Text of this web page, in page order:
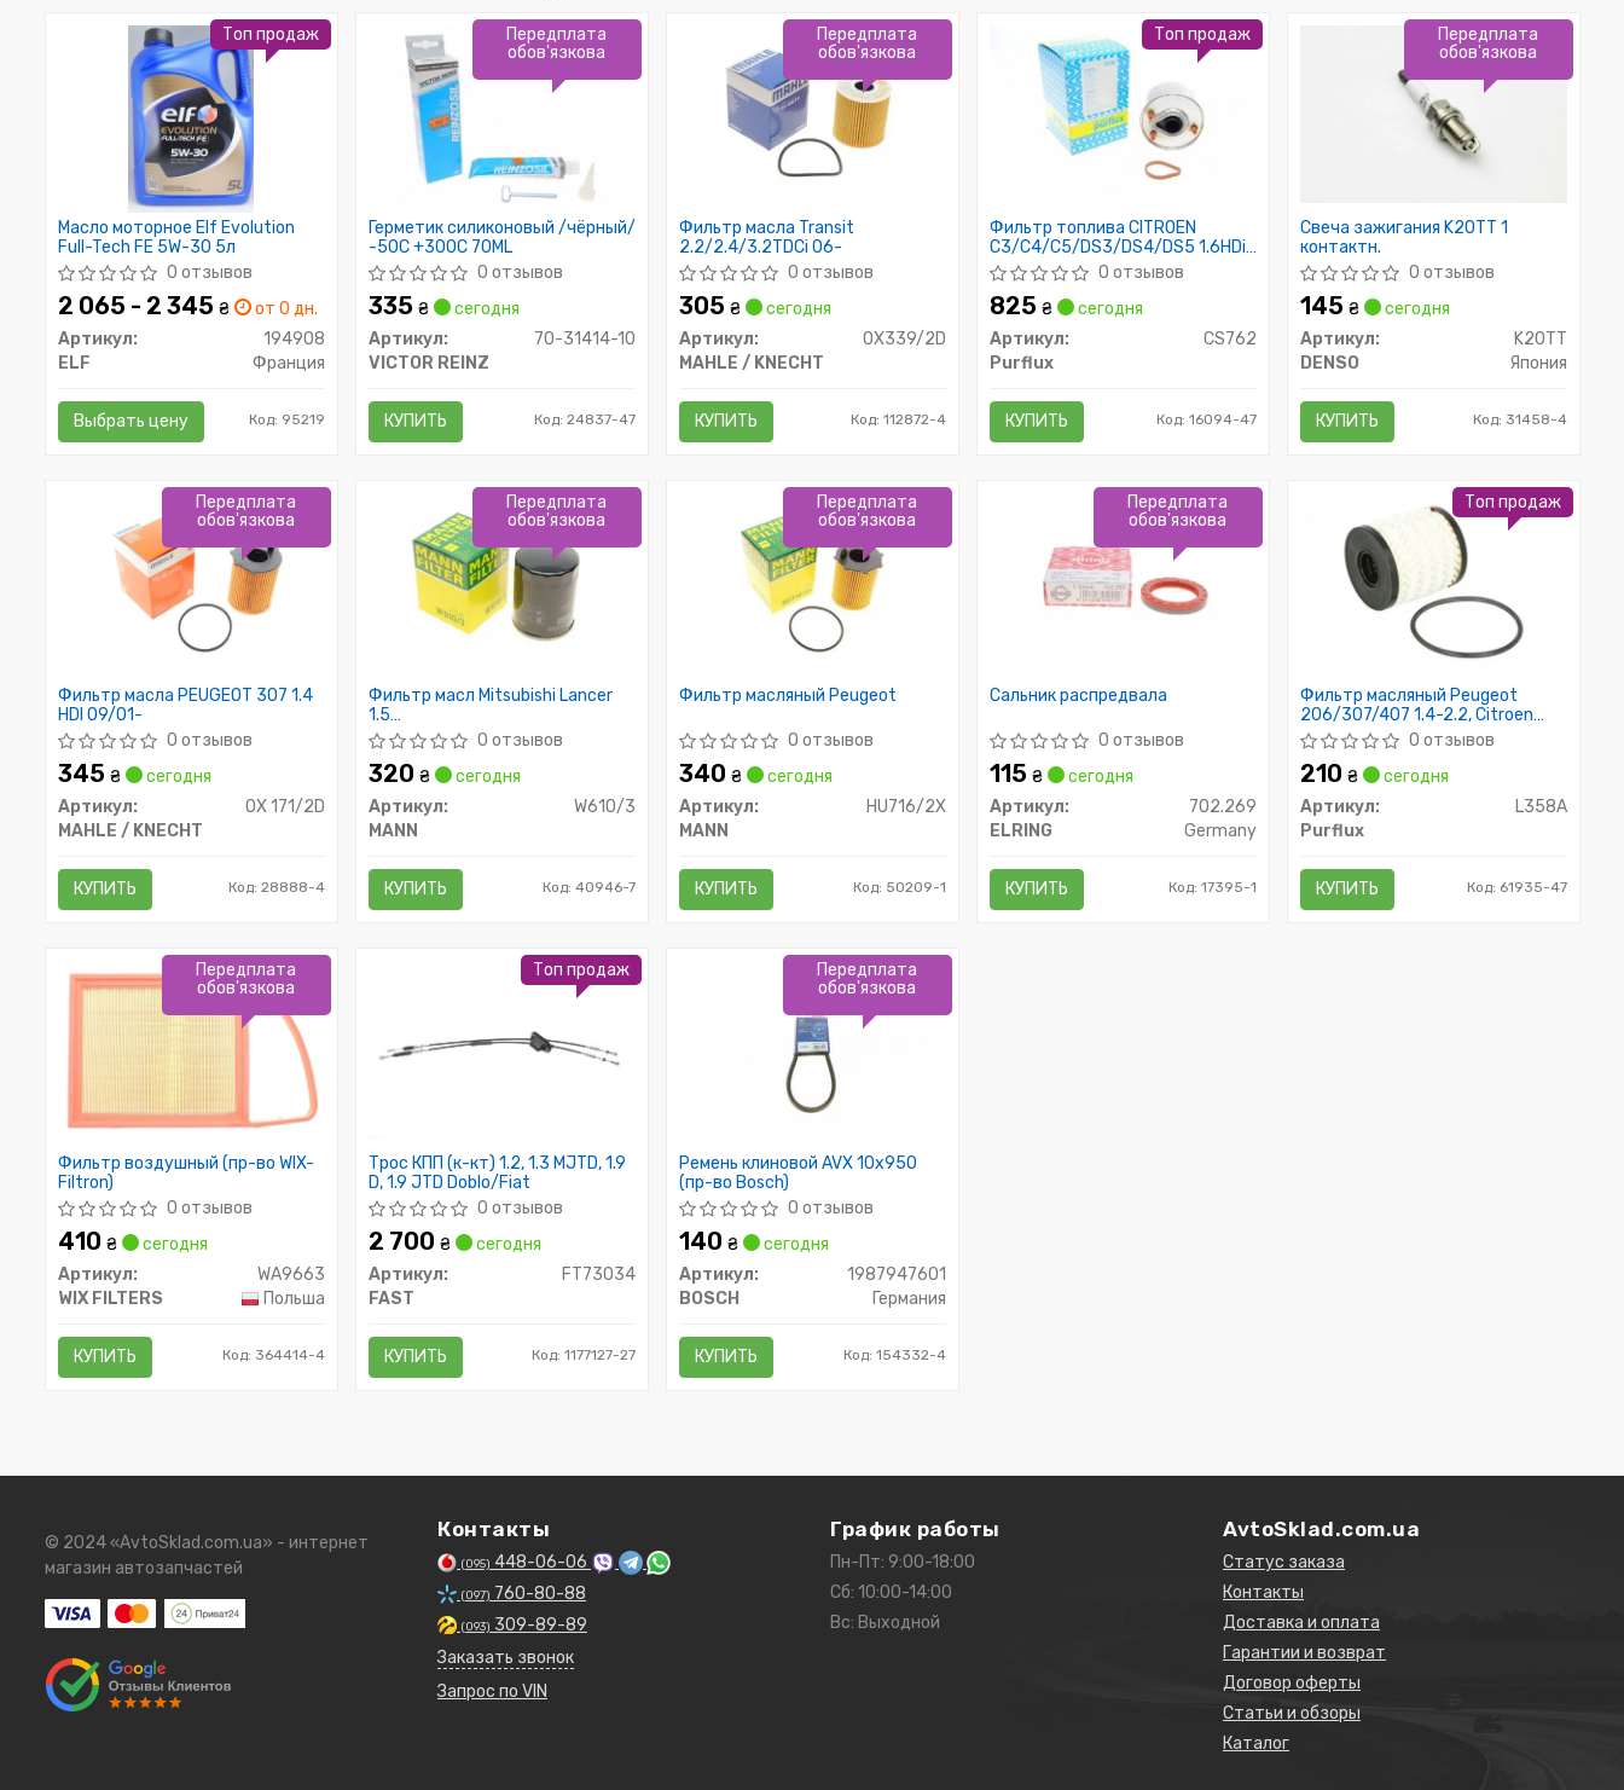
Масло моторное Elf Evolution
Full-Tech FE 5W-30 5л
0 отзывов
2 065 - 2 345 ₴
от 0 дн.
Артикул:
194908
ELF
Франция
Выбрать цену Код: 95219
Топ продаж
Герметик силиконовый /чёрный/
-50C +300C 70ML
0 отзывов
335 ₴
сегодня
Артикул:
70-31414-10
VICTOR REINZ
КУПИТЬ Код: 24837-47
Передплата
обов'язкова
Фильтр масла Transit
2.2/2.4/3.2TDCi 06-
0 отзывов
305 ₴
сегодня
Артикул:
OX339/2D
MAHLE / KNECHT
КУПИТЬ Код: 112872-4
Передплата
обов'язкова
Фильтр топлива CITROEN
C3/C4/C5/DS3/DS4/DS5 1.6HDi
09-
0 отзывов
825 ₴
сегодня
Артикул:
CS762
Purflux
КУПИТЬ Код: 16094-47
Топ продаж
Свеча зажигания K20TT 1
контактн.
0 отзывов
145 ₴
сегодня
Артикул:
K20TT
DENSO
Япония
КУПИТЬ Код: 31458-4
Передплата
обов'язкова
Фильтр масла PEUGEOT 307 1.4
HDI 09/01-
0 отзывов
345 ₴
сегодня
Артикул:
OX 171/2D
MAHLE / KNECHT
КУПИТЬ Код: 28888-4
Передплата
обов'язкова
Фильтр масл Mitsubishi Lancer
1.5
MD135737/MD360935/MZ690070
MANN
0 отзывов
320 ₴
сегодня
Артикул:
W610/3
MANN
КУПИТЬ Код: 40946-7
Передплата
обов'язкова
Фильтр масляный Peugeot
0 отзывов
340 ₴
сегодня
Артикул:
HU716/2X
MANN
КУПИТЬ Код: 50209-1
Передплата
обов'язкова
Сальник распредвала
0 отзывов
115 ₴
сегодня
Артикул:
702.269
ELRING
Germany
КУПИТЬ Код: 17395-1
Передплата
обов'язкова
Фильтр масляный Peugeot
206/307/407 1.4-2.2, Citroen
C2/C3/C4/C5 1.4-2.0 02-
0 отзывов
210 ₴
сегодня
Артикул:
L358A
Purflux
КУПИТЬ Код: 61935-47
Топ продаж
Фильтр воздушный (пр-во WIX-
Filtron)
0 отзывов
410 ₴
сегодня
Артикул:
WA9663
WIX FILTERS
Польша
КУПИТЬ Код: 364414-4
Передплата
обов'язкова
Трос КПП (к-кт) 1.2, 1.3 MJTD, 1.9
D, 1.9 JTD Doblo/Fiat
0 отзывов
2 700 ₴
сегодня
Артикул:
FT73034
FAST
КУПИТЬ Код: 1177127-27
Топ продаж
Ремень клиновой AVX 10х950
(пр-во Bosch)
0 отзывов
140 ₴
сегодня
Артикул:
1987947601
BOSCH
Германия
КУПИТЬ Код: 154332-4
Передплата
обов'язкова
© 2024 «AvtoSklad.com.ua» - интернет
магазин автозапчастей
Контакты
(095) 448-06-06
(097) 760-80-88
(093) 309-89-89
Заказать звонок
Запрос по VIN
График работы
Пн-Пт: 9:00-18:00
Сб: 10:00-14:00
Вс: Выходной
AvtoSklad.com.ua
Статус заказа
Контакты
Доставка и оплата
Гарантии и возврат
Договор оферты
Статьи и обзоры
Каталог